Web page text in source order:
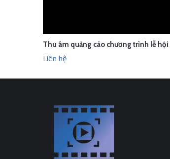
LIÊN HỆ XEM NHANH
Liên hệ